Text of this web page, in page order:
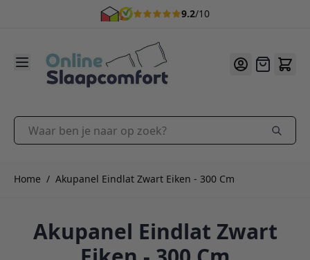
9.2/10
Offerte
Waar ben je naar op zoek?
Home / Akupanel Eindlat Zwart Eiken - 300 Cm
Akupanel Eindlat Zwart